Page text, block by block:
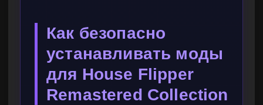
Как безопасно
устанавливать моды
для House Flipper
Remastered Collection